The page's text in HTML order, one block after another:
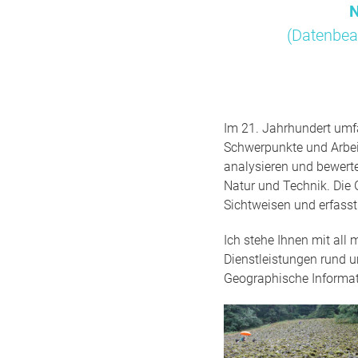
Im 21. Jahrhundert
Schwerpunkte und
analysieren und
Natur und Technik.
Sichtweisen und
Ich stehe Ihnen mit all
Dienstleistungen rund
Geographische